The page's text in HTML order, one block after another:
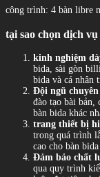
công trình: 4 bàn libre
tại sao chọn dịch
kinh nghiệm
bida, sài gòn
bida và cá nhân
Đội ngũ
đào tạo bài bản,
bàn bida khác
trang thiết bị
trong quá trình
cao cho bàn
Đảm bảo chất
qua quy trình